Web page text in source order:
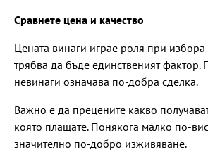
Сравнете цена и качество
Цената винаги играе роля при
трябва да бъде единственият фактор.
невинаги означава по-добра сделка.
Важно е да прецените какво
която плащате. Понякога малко по-
значително по-добро изживяване.